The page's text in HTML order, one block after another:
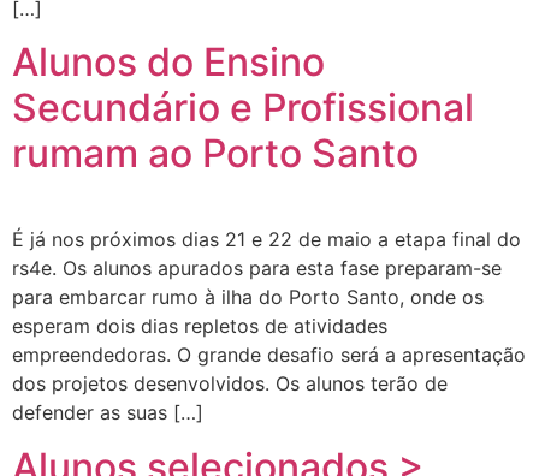
[…]
Alunos do Ensino
Secundário e Profissional
rumam ao Porto Santo
É já nos próximos dias 21 e 22 de maio a etapa final do
rs4e. Os alunos apurados para esta fase preparam-se
para embarcar rumo à ilha do Porto Santo, onde os
esperam dois dias repletos de atividades
empreendedoras. O grande desafio será a apresentação
dos projetos desenvolvidos. Os alunos terão de
defender as suas […]